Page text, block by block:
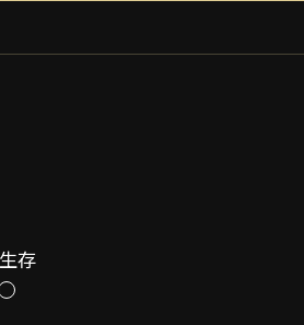
生存